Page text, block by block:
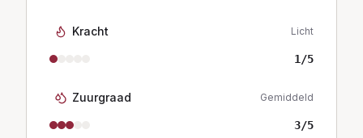
Kracht Licht
1 /5
Zuurgraad Gemiddeld
3/5